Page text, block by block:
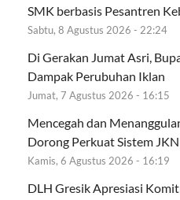
SMK berbasis Pesantren
Sabtu, 8 Agustus 2026 - 22:24
Di Gerakan Jumat Asri,
Dampak Perubuhan Iklan
Jumat, 7 Agustus 2026 - 16:15
Mencegah dan
Dorong Perkuat Sistem JKN
Kamis, 6 Agustus 2026 - 16:19
DLH Gresik Apresiasi